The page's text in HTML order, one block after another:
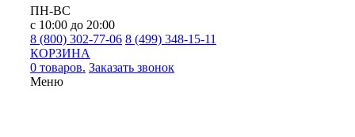
ПН-ВС
с 10:00 до 20:00
8 (800) 302-77-06 8 (499) 348-15-11
КОРЗИНА
0 товаров. Заказать звонок
Меню